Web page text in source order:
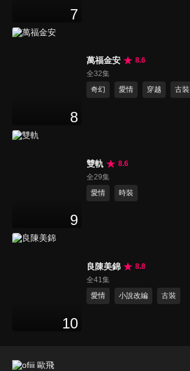
7
8
萬福金安
8.6
全32集
奇幻
愛情 穿越 古裝
9
雙軌
8.6
全29集
愛情
時裝
10
良陳美錦
8.8
全41集
愛情
小說改編 古裝